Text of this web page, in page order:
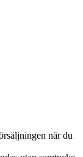
när du